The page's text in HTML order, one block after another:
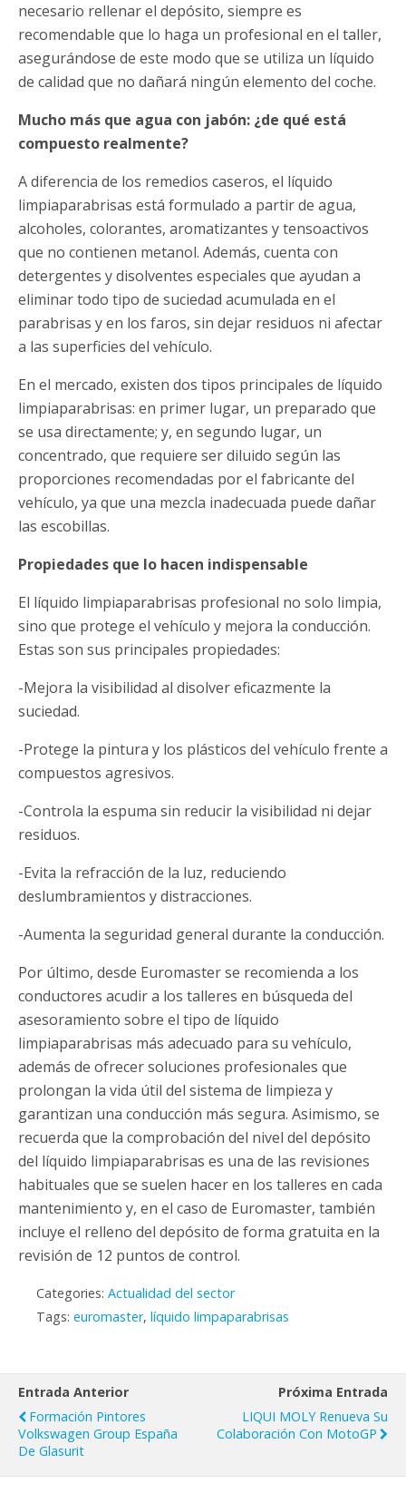
necesario rellenar el depósito, siempre es
recomendable que lo haga un profesional en el taller,
asegurándose de este modo que se utiliza un líquido
de calidad que no dañará ningún elemento del coche.
Mucho más que agua con jabón: ¿de qué está
compuesto realmente?
A diferencia de los remedios caseros, el líquido
limpiaparabrisas está formulado a partir de agua,
alcoholes, colorantes, aromatizantes y tensoactivos
que no contienen metanol. Además, cuenta con
detergentes y disolventes especiales que ayudan a
eliminar todo tipo de suciedad acumulada en el
parabrisas y en los faros, sin dejar residuos ni afectar
a las superficies del vehículo.
En el mercado, existen dos tipos principales de líquido
limpiaparabrisas: en primer lugar, un preparado que
se usa directamente; y, en segundo lugar, un
concentrado, que requiere ser diluido según las
proporciones recomendadas por el fabricante del
vehículo, ya que una mezcla inadecuada puede dañar
las escobillas.
Propiedades que lo hacen indispensable
El líquido limpiaparabrisas profesional no solo limpia,
sino que protege el vehículo y mejora la conducción.
Estas son sus principales propiedades:
-Mejora la visibilidad al disolver eficazmente la
suciedad.
-Protege la pintura y los plásticos del vehículo frente a
compuestos agresivos.
-Controla la espuma sin reducir la visibilidad ni dejar
residuos.
-Evita la refracción de la luz, reduciendo
deslumbramientos y distracciones.
-Aumenta la seguridad general durante la conducción.
Por último, desde Euromaster se recomienda a los
conductores acudir a los talleres en búsqueda del
asesoramiento sobre el tipo de líquido
limpiaparabrisas más adecuado para su vehículo,
además de ofrecer soluciones profesionales que
prolongan la vida útil del sistema de limpieza y
garantizan una conducción más segura. Asimismo, se
recuerda que la comprobación del nivel del depósito
del líquido limpiaparabrisas es una de las revisiones
habituales que se suelen hacer en los talleres en cada
mantenimiento y, en el caso de Euromaster, también
incluye el relleno del depósito de forma gratuita en la
revisión de 12 puntos de control.
Categories: Actualidad del sector
Tags: euromaster, líquido limpaparabrisas
Entrada Anterior
Formación Pintores
Volkswagen Group España
De Glasurit
Próxima Entrada
LIQUI MOLY Renueva Su
Colaboración Con MotoGP